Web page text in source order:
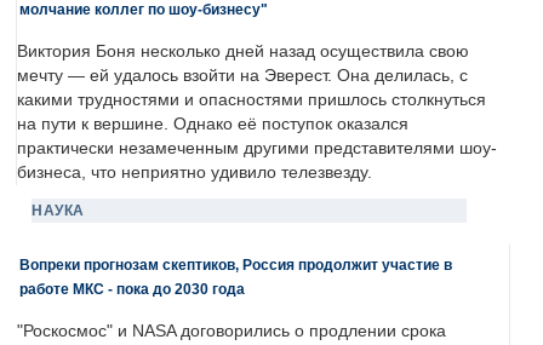
молчание коллег по шоу-бизнесу"
Виктория Боня несколько дней назад осуществила свою
мечту — ей удалось взойти на Эверест. Она делилась, с
какими трудностями и опасностями пришлось столкнуться
на пути к вершине. Однако её поступок оказался
практически незамеченным другими представителями шоу-
бизнеса, что неприятно удивило телезвезду.
НАУКА
Вопреки прогнозам скептиков, Россия продолжит участие в
работе МКС - пока до 2030 года
"Роскосмос" и NASA договорились о продлении срока